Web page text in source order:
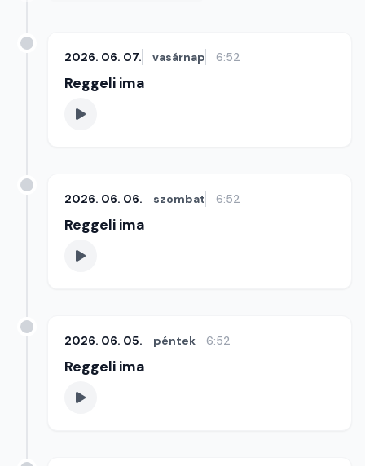
2026. 06. 07. vasárnap 6:52
Reggeli ima
2026. 06. 06. szombat 6:52
Reggeli ima
2026. 06. 05. péntek 6:52
Reggeli ima